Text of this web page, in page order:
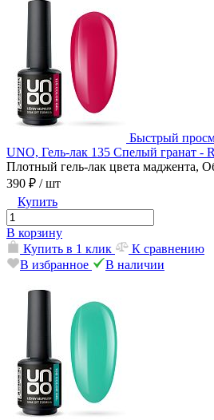
Быстрый
UNO, Гель-лак 135 Спелый гранат -
Плотный гель-лак цвета маджента,
390 ₽ / шт
Купить
В корзину
Купить в 1 клик
К сравнению
В избранное
В наличии